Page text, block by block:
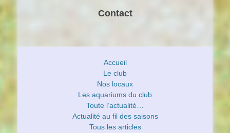
Contact
Accueil
Le club
Nos locaux
Les aquariums du club
Toute l’actualité…
Actualité au fil des saisons
Tous les articles